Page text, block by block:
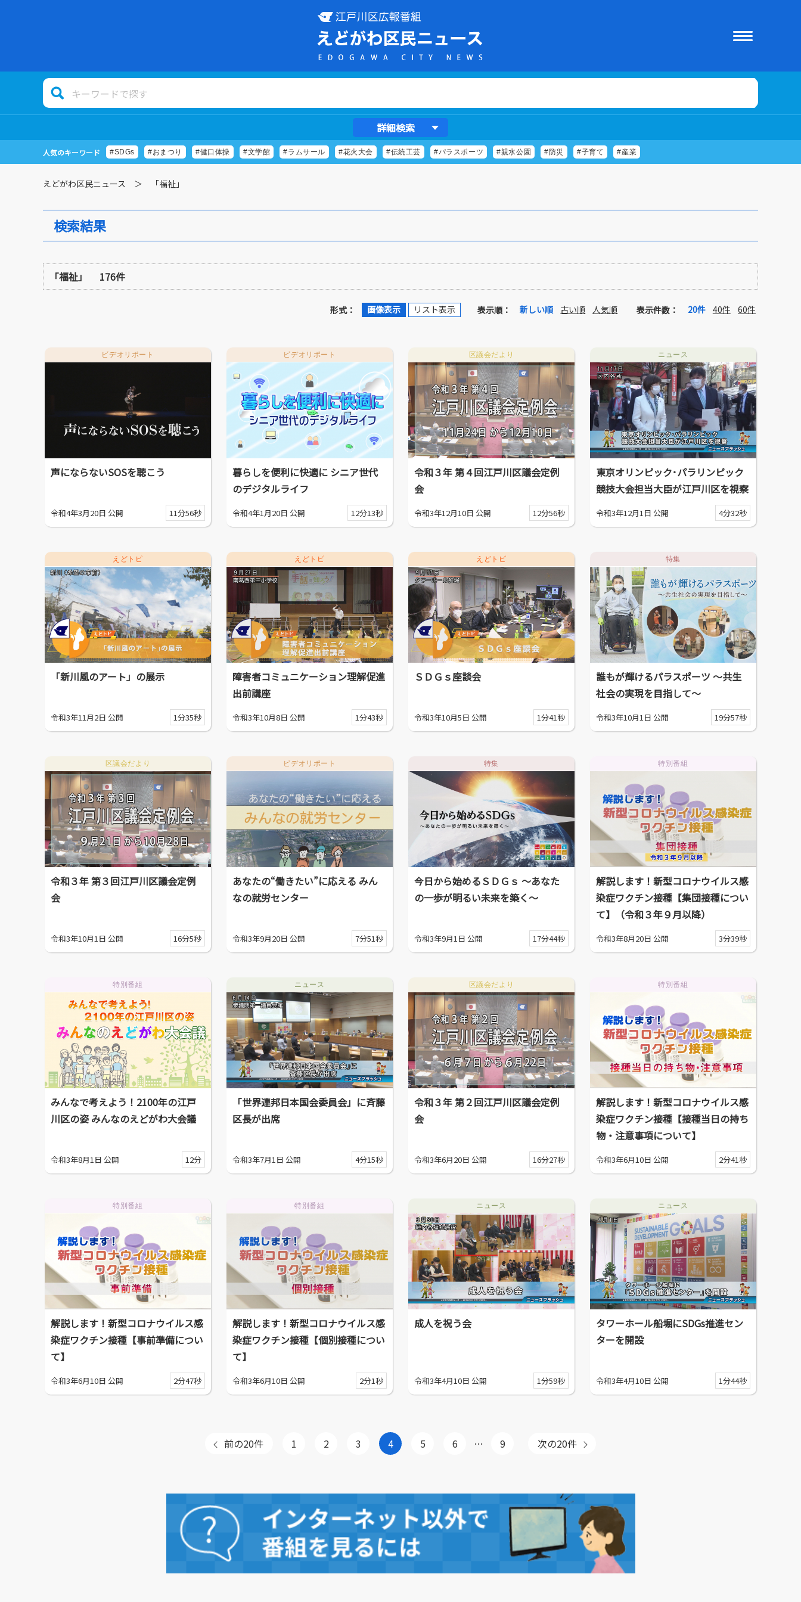
詳細検索
人気のキーワード #SDGs #おまつり #健口体操 #文学館 #ラムサール #花火大会 #伝統工芸 #パラスポーツ #親水公園 #防災 #子育て #産業
えどがわ区民ニュース 「福祉」
検索結果
「福祉」 176件
形式： 画像表示 リスト表示 表示順： 新しい順 古い順 人気順 表示件数： 20件 40件 60件
ビデオリポート
声にならないSOSを聴こう
令和4年3月20日 公開 11分56秒
ビデオリポート
暮らしを便利に快適に シニア世代
のデジタルライフ
令和4年1月20日 公開 12分13秒
区議会だより
令和３年 第４回江戸川区議会定例
会
令和3年12月10日 公開 12分56秒
ニュース
東京オリンピック･パラリンピック
競技大会担当大臣が江戸川区を視察
令和3年12月1日 公開 4分32秒
えどトピ
「新川風のアート」の展示
令和3年11月2日 公開 1分35秒
えどトピ
障害者コミュニケーション理解促進
出前講座
令和3年10月8日 公開 1分43秒
えどトピ
ＳＤＧｓ座談会
令和3年10月5日 公開 1分41秒
特集
誰もが輝けるパラスポーツ ～共生
社会の実現を目指して～
令和3年10月1日 公開 19分57秒
区議会だより
令和３年 第３回江戸川区議会定例
会
令和3年10月1日 公開 16分5秒
ビデオリポート
あなたの“働きたい”に応える みん
なの就労センター
令和3年9月20日 公開 7分51秒
特集
今日から始めるＳＤＧｓ ～あなた
の一歩が明るい未来を築く～
令和3年9月1日 公開 17分44秒
特別番組
解説します！新型コロナウイルス感
染症ワクチン接種【集団接種につい
て】（令和３年９月以降）
令和3年8月20日 公開 3分39秒
特別番組
みんなで考えよう！2100年の江戸
川区の姿 みんなのえどがわ大会議
令和3年8月1日 公開 12分
ニュース
「世界連邦日本国会委員会」に斉藤
区長が出席
令和3年7月1日 公開 4分15秒
区議会だより
令和３年 第２回江戸川区議会定例
会
令和3年6月20日 公開 16分27秒
特別番組
解説します！新型コロナウイルス感
染症ワクチン接種【接種当日の持ち
物・注意事項について】
令和3年6月10日 公開 2分41秒
特別番組
解説します！新型コロナウイルス感
染症ワクチン接種【事前準備につい
て】
令和3年6月10日 公開 2分47秒
特別番組
解説します！新型コロナウイルス感
染症ワクチン接種【個別接種につい
て】
令和3年6月10日 公開 2分1秒
ニュース
成人を祝う会
令和3年4月10日 公開 1分59秒
ニュース
タワーホール船堀にSDGs推進セン
ターを開設
令和3年4月10日 公開 1分44秒
前の20件 1 2 3 4 5 6 … 9 次の20件